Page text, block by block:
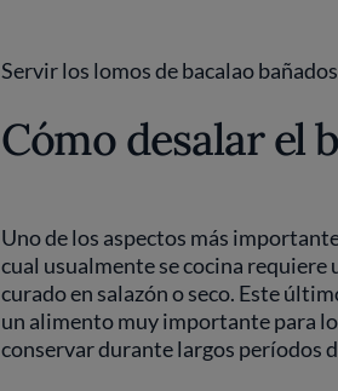
Servir los lomos de bacalao
Cómo desalar el
Uno de los aspectos más
cual usualmente se cocina requiere
curado en salazón o seco. Este
un alimento muy importante para
conservar durante largos períodos